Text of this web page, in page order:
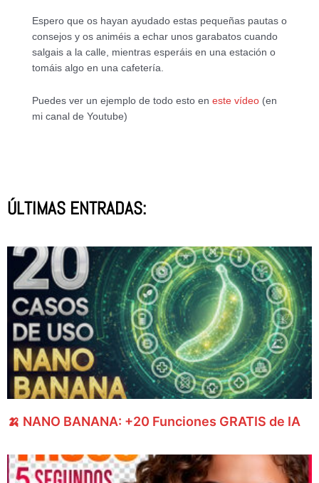
Espero que os hayan ayudado estas pequeñas pautas o
consejos y os animéis a echar unos garabatos cuando
salgais a la calle, mientras esperáis en una estación o
tomáis algo en una cafetería.
Puedes ver un ejemplo de todo esto en este vídeo (en
mi canal de Youtube)
ÚLTIMAS ENTRADAS:
🍌 NANO BANANA: +20 Funciones GRATIS de IA